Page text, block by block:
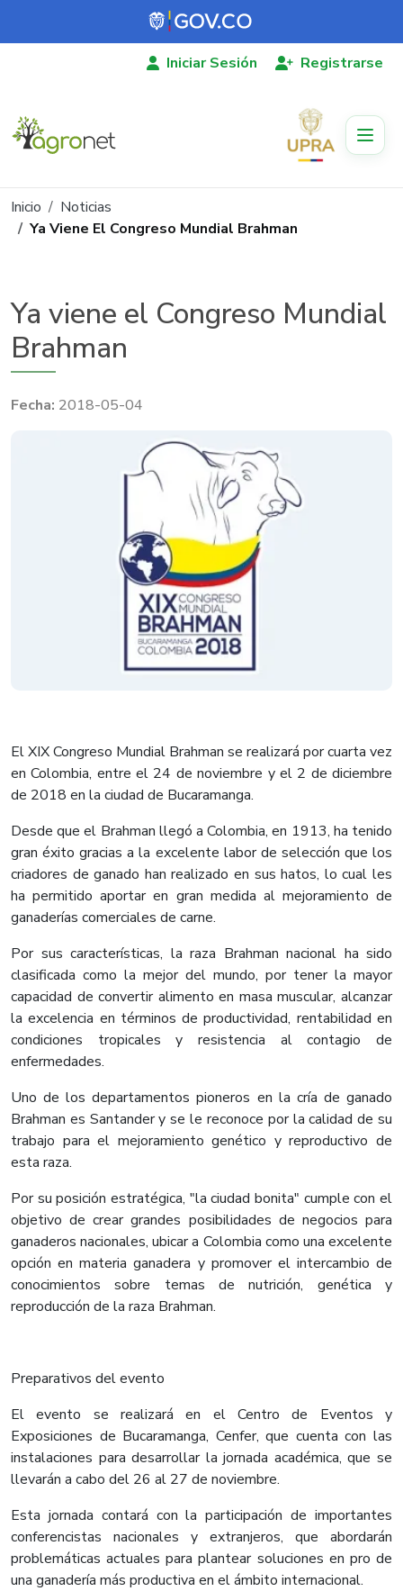
Pasar al contenido principal
Iniciar Sesión Registrarse
Ruta de navegación
Inicio
Noticias
Ya Viene El Congreso Mundial Brahman
Ya viene el Congreso Mundial
Brahman
2018-05-04
El XIX Congreso Mundial Brahman se realizará por cuarta vez
en Colombia, entre el 24 de noviembre y el 2 de diciembre
de 2018 en la ciudad de Bucaramanga.
Desde que el Brahman llegó a Colombia, en 1913, ha tenido
gran éxito gracias a la excelente labor de selección que los
criadores de ganado han realizado en sus hatos, lo cual les
ha permitido aportar en gran medida al mejoramiento de
ganaderías comerciales de carne.
Por sus características, la raza Brahman nacional ha sido
clasificada como la mejor del mundo, por tener la mayor
capacidad de convertir alimento en masa muscular, alcanzar
la excelencia en términos de productividad, rentabilidad en
condiciones tropicales y resistencia al contagio de
enfermedades.
Uno de los departamentos pioneros en la cría de ganado
Brahman es Santander y se le reconoce por la calidad de su
trabajo para el mejoramiento genético y reproductivo de
esta raza.
Por su posición estratégica, "la ciudad bonita" cumple con el
objetivo de crear grandes posibilidades de negocios para
ganaderos nacionales, ubicar a Colombia como una excelente
opción en materia ganadera y promover el intercambio de
conocimientos sobre temas de nutrición, genética y
reproducción de la raza Brahman.
Preparativos del evento
El evento se realizará en el Centro de Eventos y
Exposiciones de Bucaramanga, Cenfer, que cuenta con las
instalaciones para desarrollar la jornada académica, que se
llevarán a cabo del 26 al 27 de noviembre.
Esta jornada contará con la participación de importantes
conferencistas nacionales y extranjeros, que abordarán
problemáticas actuales para plantear soluciones en pro de
una ganadería más productiva en el ámbito internacional.